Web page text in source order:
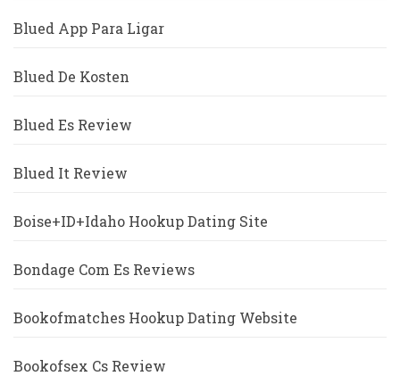
Blued App Para Ligar
Blued De Kosten
Blued Es Review
Blued It Review
Boise+ID+Idaho Hookup Dating Site
Bondage Com Es Reviews
Bookofmatches Hookup Dating Website
Bookofsex Cs Review